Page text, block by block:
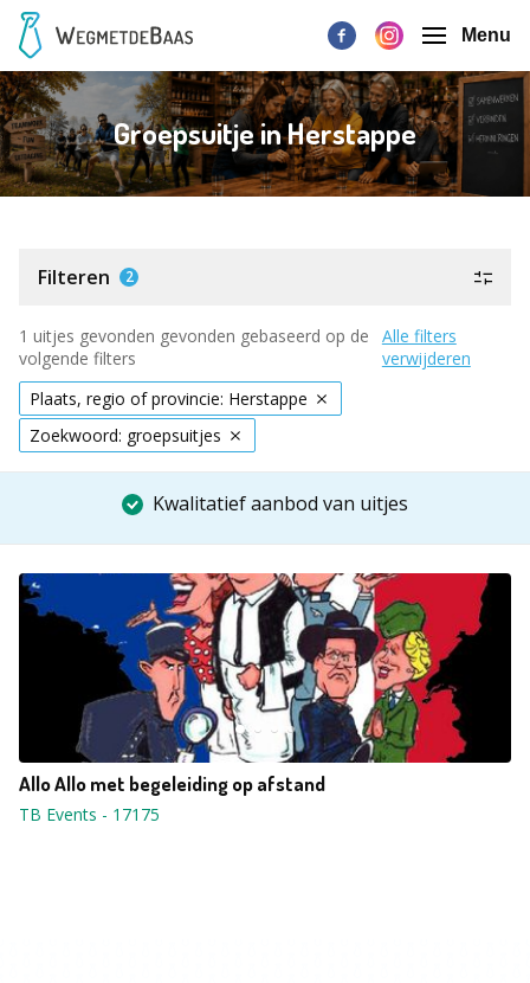
Menu
Groepsuitje in Herstappe
Filteren 2
1 uitjes gevonden gevonden gebaseerd op de
volgende filters
Alle filters
verwijderen
Plaats, regio of provincie: Herstappe
Zoekwoord: groepsuitjes
Kwalitatief aanbod van uitjes
Allo Allo met begeleiding op afstand
TB Events - 17175